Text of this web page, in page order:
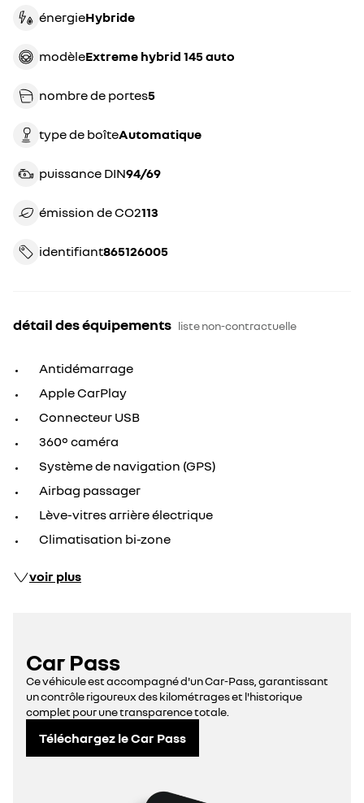
énergie hybride
modèle extreme hybrid 145 auto
nombre de portes5
type de boîte automatique
puissance DIN 94/69
émission de CO2 113
identifiant 865126005
détail des équipements liste non-contractuelle
Antidémarrage
Apple CarPlay
Connecteur USB
360° caméra
Système de navigation (GPS)
Airbag passager
Lève-vitres arrière électrique
Climatisation bi-zone
voir plus
Car Pass
Ce véhicule est accompagné d'un Car-Pass, garantissant
un contrôle rigoureux des kilométrages et l'historique
complet pour une transparence totale.
Téléchargez le Car Pass